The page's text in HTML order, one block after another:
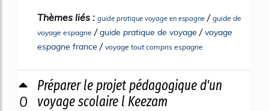
Thèmes liés : guide pratique voyage en espagne / guide de
voyage espagne /guide pratique de voyage /voyage
espagne france / voyage tout compris espagne
0
Préparer le projet pédagogique d'un
voyage scolaire l Keezam